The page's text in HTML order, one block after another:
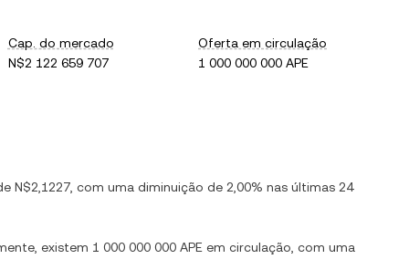
Cap. do mercado
N$2 122 659 707
Oferta em circulação
1 000 000 000 APE
N$2,1227 , com uma diminuição de 2,00% nas últimas 24
existem 1 000 000 000 APE em circulação, com uma